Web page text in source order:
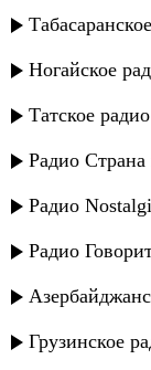
Ногайское
Татское радио
Радио Страна
Радио
Радио
Грузинское
Шамо -
Гульнара
Ашуг
Мирес